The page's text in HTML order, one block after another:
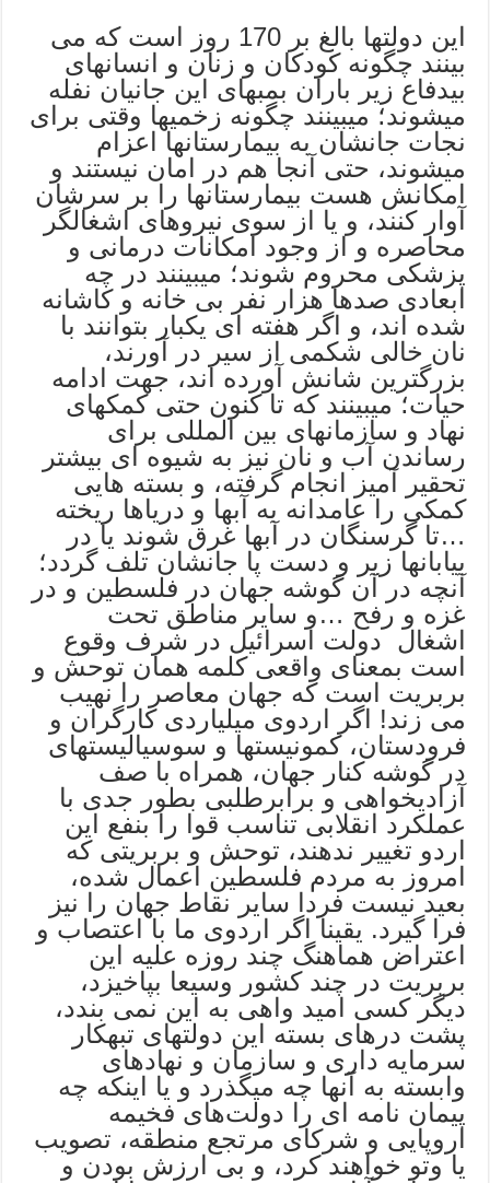
این دولتها بالغ بر 170 روز است که می
بینند چگونه کودکان و زنان و انسانهای
بیدفاع زیر باران بمبهای این جانیان نفله
میشوند؛ میبینند چگونه زخمیها وقتی برای
نجات جانشان به بیمارستانها اعزام
میشوند، حتی آنجا هم در امان نیستند و
امکانش هست بیمارستانها را بر سرشان
آوار کنند، و یا از سوی نیروهای اشغالگر
محاصره و از وجود امکانات درمانی و
پزشکی محروم شوند؛ میبینند در چه
ابعادی صدها هزار نفر بی خانه و کاشانه
شده اند، و اگر هفته ای یکبار بتوانند با
نان خالی شکمی از سیر در آورند،
بزرگترین شانش آورده اند، جهت ادامه
حیات؛ میبینند که تا کنون حتی کمکهای
نهاد و سازمانهای بین المللی برای
رساندن آب و نان نیز به شیوه ای بیشتر
تحقیر آمیز انجام گرفته، و بسته هایی
کمکی را عامدانه به آبها و دریاها ریخته
…تا گرسنگان در آبها غرق شوند یا در
بیابانها زیر و دست پا جانشان تلف گردد؛
آنچه در آن گوشه جهان در فلسطین و در
غزه و رفح …و سایر مناطق تحت
اشغال دولت اسرائیل در شرف وقوع
است بمعنای واقعی کلمه همان توحش و
بربریت است که جهان معاصر را نهیب
می زند! اگر اردوی میلیاردی کارگران و
فرودستان، کمونیستها و سوسیالیستهای
در گوشه کنار جهان، همراه با صف
آزادیخواهی و برابرطلبی بطور جدی با
عملکرد انقلابی تناسب قوا را بنفع این
اردو تغییر ندهند، توحش و بربریتی که
امروز به مردم فلسطین اعمال شده،
بعید نیست فردا سایر نقاط جهان را نیز
فرا گیرد. یقینا اگر اردوی ما با اعتصاب و
اعتراض هماهنگ چند روزه علیه این
بربریت در چند کشور وسیعا بپاخیزد،
دیگر کسی امید واهی به این نمی بندد،
پشت درهای بسته این دولتهای تبهکار
سرمایه داری و سازمان و نهادهای
وابسته به آنها چه میگذرد و یا اینکه چه
پیمان نامه ای را دولت‌های فخیمه
اروپایی و شرکای مرتجع منطقه، تصویب
یا وتو خواهند کرد، و بی ارزش بودن و